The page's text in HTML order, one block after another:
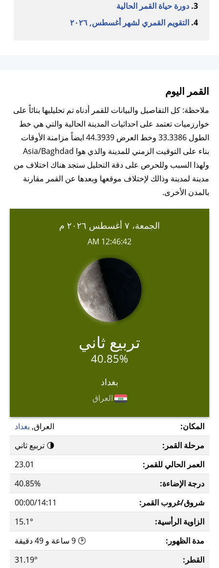
دورة حياة القمر الحالية
التقويم القمري لشهر أغسطس, ٢٠٢٦
القمر اليوم
ملاحظة: كل التفاصيل والبيانات للقمر أدناه تم تحليليها بنائاً على
خوارزميات تعتمد على احداثيات المدينة الحالية والتي هي خط
الطول 33.3386 وخط العرض 44.3939 ايضاً مزامنة الأوقات
بناء على التوقيت الزمني للمدينة والذي هوا Asia/Baghdad
ولهذا السبب وللحرص على دقة التحليل ستجد هناك اختلاف من
مدينة لمدينة وذالك لإختلاف موقعها وبعدها عن القمر مقارنة
بالمدن الأخرى.
الجمعة، ٧ أغسطس ٢٠٢٦ م
12:46:42 AM
تربيع ثاني
40.85%
بغداد
العراق
المكان: العراق, بغداد
مرحلة القمر:
🌗 تربيع ثاني
العمر الحالي للقمر:
23.01
درجة الإضاءة:
40.85%
شروق/غروب القمر:
00:00/14:11
الزاوية الرأسية:
15.1°
مدة الظهور:
🕑 9 ساعة و 49 دقيقة
القطر:
31.19°